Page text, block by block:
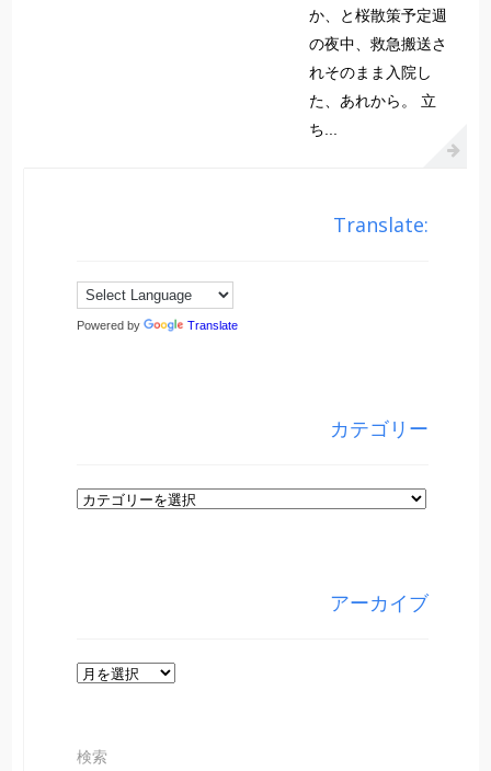
か、と桜散策予定週
の夜中、救急搬送さ
れそのまま入院し
た、あれから。 立
ち...
Translate:
Powered by Translate
カテゴリー
カ
アーカイブ
ア
イ
検索